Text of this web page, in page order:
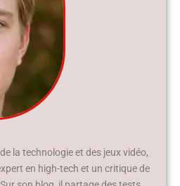
la technologie et des jeux vidéo,
en high-tech et un critique de